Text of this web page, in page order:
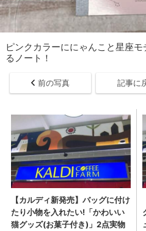
ピンクカラーににゃんこと星座
るノート！
前の写真 記事に